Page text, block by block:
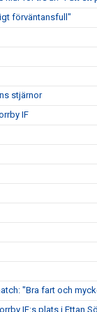
förväntansfull"
stjärnor
IF
"Bra fart och
IF:s plats i Ettan